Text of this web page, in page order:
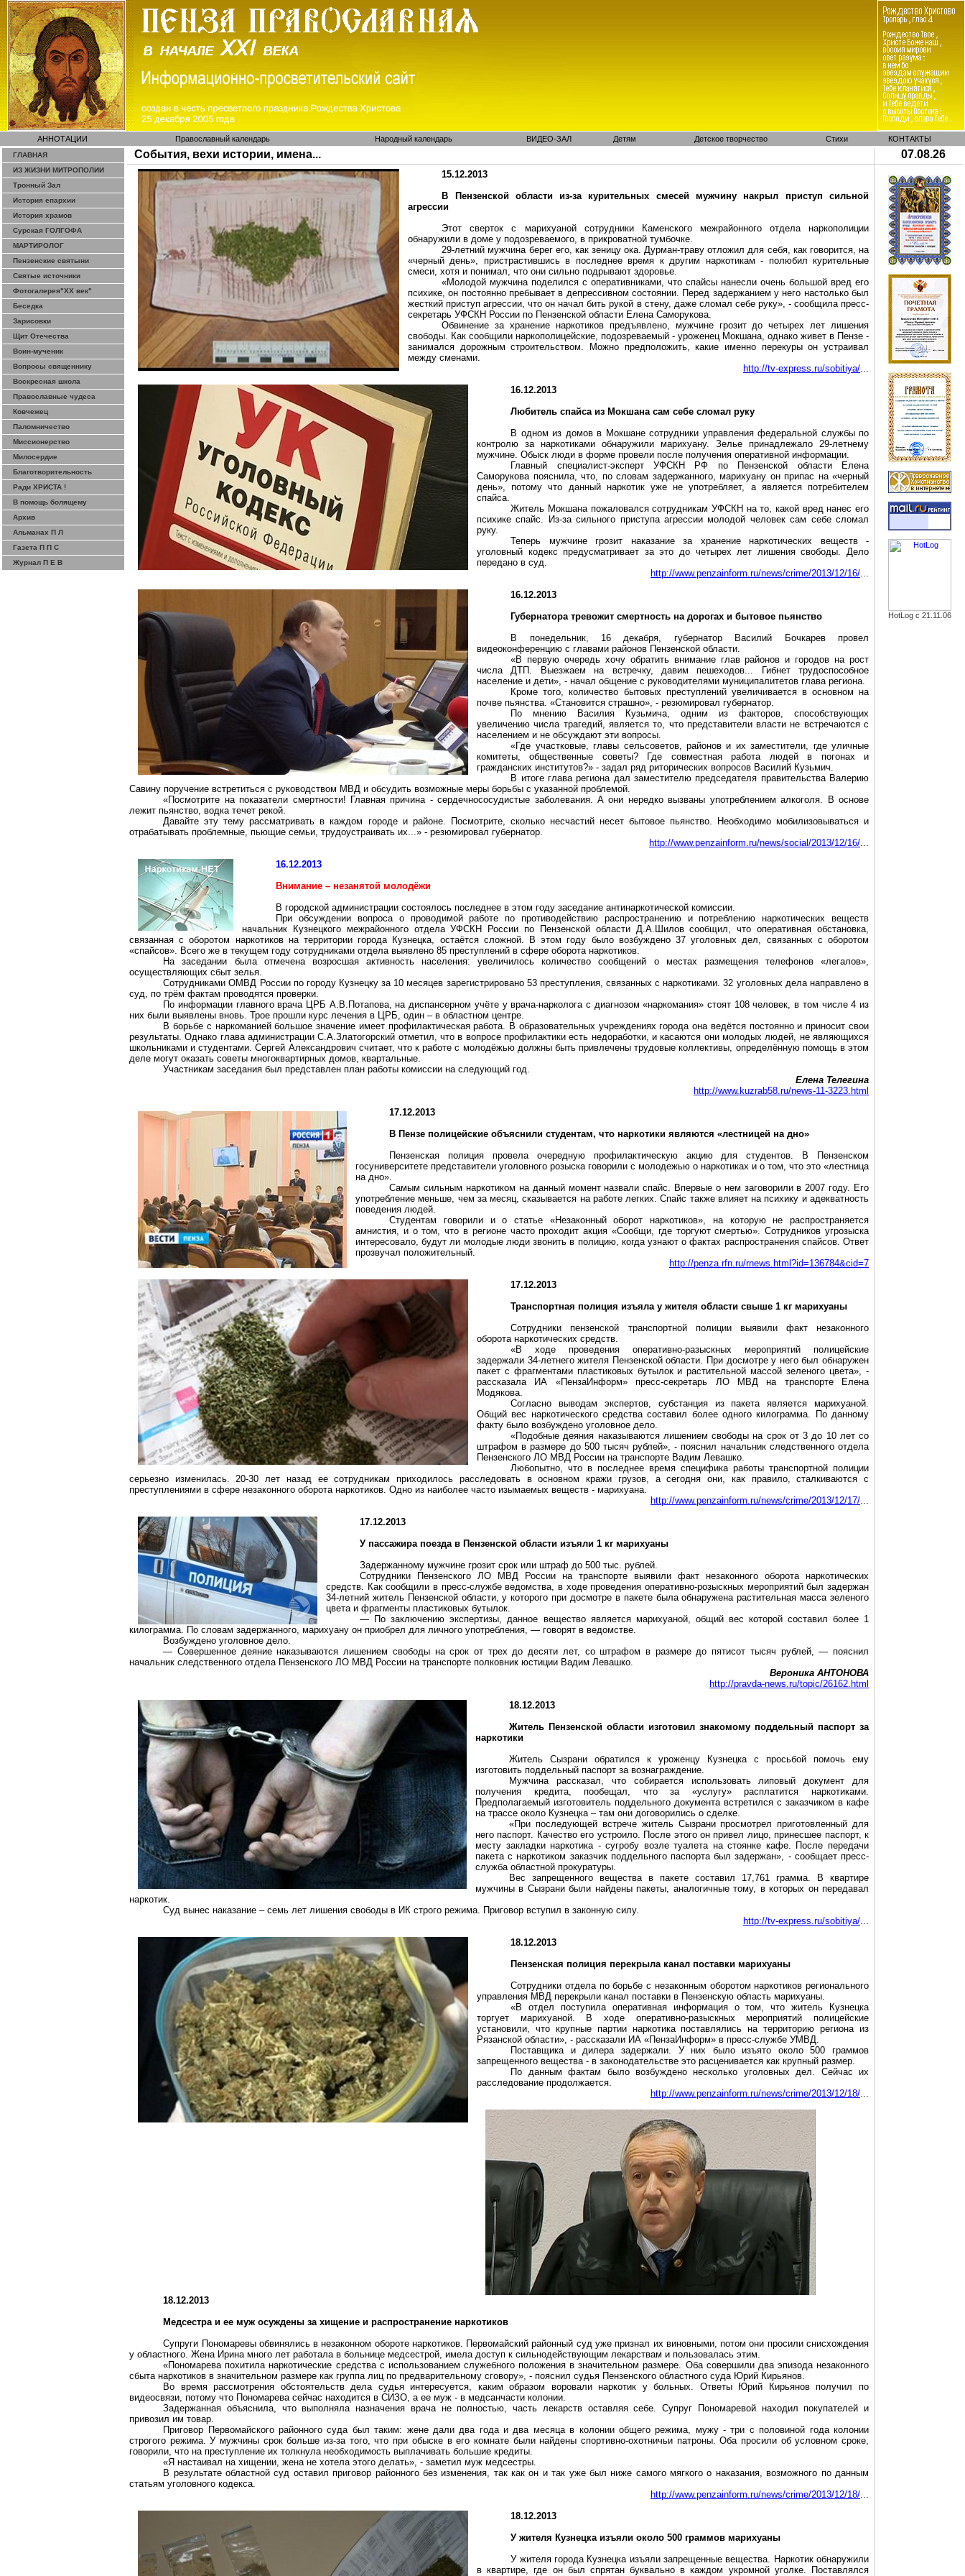
АННОТАЦИИ Православный календарь Народный календарь ВИДЕО-ЗАЛ Детям Детское творчество Стихи КОНТАКТЫ
ГЛАВНАЯ
ИЗ ЖИЗНИ МИТРОПОЛИИ
Тронный Зал
История епархии
История храмов
Сурская ГОЛГОФА
МАРТИРОЛОГ
Пензенские святыни
Святые источники
Фотогалерея"ХХ век"
Беседка
Зарисовки
Щит Отечества
Воин-мученик
Вопросы священнику
Воскресная школа
Православные чудеса
Ковчежец
Паломничество
Миссионерство
Милосердие
Благотворительность
Ради ХРИСТА !
В помощь болящему
Архив
Альманах П Л
Газета П П С
Журнал П Е В
События, вехи истории, имена... 07.08.26
15.12.2013
В Пензенской области из-за курительных смесей мужчину накрыл приступ сильной
агрессии
Этот сверток с марихуаной сотрудники Каменского межрайонного отдела наркополиции
обнаружили в доме у подозреваемого, в прикроватной тумбочке.
29-летний мужчина берег его, как зеницу ока. Дурман-траву отложил для себя, как говорится, на
«черный день», пристрастившись в последнее время к другим наркотикам - полюбил курительные
смеси, хотя и понимал, что они сильно подрывают здоровье.
«Молодой мужчина поделился с оперативниками, чтоспайсы нанесли очень большой вред его
психике, он постоянно пребывает в депрессивном состоянии. Перед задержанием у него настолько был
жесткий приступ агрессии, что он начал бить рукой в стену, даже сломал себе руку», - сообщила пресс-
секретарь УФСКН России по Пензенской области Елена Саморукова.
Обвинение за хранение наркотиков предъявлено, мужчине грозит до четырех лет лишения
свободы. Как сообщили наркополицейские, подозреваемый - уроженец Мокшана, однако живет в Пензе -
занимался дорожным строительством. Можно предположить, какие именно перекуры он устраивал
между сменами.
http://tv-express.ru/sobitiya/...
16.12.2013
Любительспайсаиз Мокшанасам себе сломал руку
В одном из домов в Мокшане сотрудники управления федеральной службы по
контролю за наркотиками обнаружили марихуану. Зелье принадлежало 29-летнему
мужчине. Обыск люди в форме провели после получения оперативной информации.
Главный специалист-эксперт УФСКН РФ по Пензенской области Елена
Саморуковапояснила, что, по словам задержанного, марихуану он припас на «черный
день», потому что данный наркотик уже не употребляет, а является потребителем
спайса.
Житель Мокшанапожаловался сотрудникам УФСКН на то, какой вред нанес его
психикеспайс. Из-за сильного приступа агрессии молодой человек сам себе сломал
руку.
Теперь мужчине грозит наказание за хранение наркотических веществ -
уголовный кодекс предусматривает за это до четырех лет лишения свободы. Дело
передано в суд.
http://www.penzainform.ru/news/crime/2013/12/16/...
16.12.2013
Губернатора тревожит смертность на дорогах и бытовое пьянство
В понедельник, 16 декабря, губернатор Василий Бочкарев провел
видеоконференцию с главами районов Пензенской области.
«В первую очередь хочу обратить внимание глав районов и городов на рост
числа ДТП. Выезжаем на встречку, давим пешеходов... Гибнет трудоспособное
население и дети», - начал общение с руководителями муниципалитетов глава региона.
Кроме того, количество бытовых преступлений увеличивается в основном на
почве пьянства. «Становится страшно», - резюмировал губернатор.
По мнению Василия Кузьмича, одним из факторов, способствующих
увеличению числа трагедий, является то, что представители власти не встречаются с
населением и не обсуждают эти вопросы.
«Где участковые, главы сельсоветов, районов и их заместители, где уличные
комитеты, общественные советы? Где совместная работа людей в погонах и
гражданских институтов?» - задал ряд риторических вопросов Василий Кузьмич.
В итоге глава региона дал заместителю председателя правительства Валерию
Савину поручение встретиться с руководством МВД и обсудить возможные меры борьбы с указанной проблемой.
«Посмотрите на показатели смертности! Главная причина - сердечнососудистые заболевания. А они нередко вызваны употреблением алкоголя. В основе
лежит пьянство, водка течет рекой.
Давайте эту тему рассматривать в каждом городе и районе. Посмотрите, сколько несчастий несет бытовое пьянство. Необходимо мобилизовыватьсяи
отрабатывать проблемные, пьющие семьи, трудоустраивать их...» - резюмировал губернатор.
http://www.penzainform.ru/news/social/2013/12/16/...
16.12.2013
Внимание – незанятой молодёжи
В городской администрации состоялось последнее в этом году заседаниеантинаркотической комиссии.
При обсуждении вопроса о проводимой работе по противодействию распространению и потреблению наркотических веществ
начальник Кузнецкого межрайонного отдела УФСКН России по Пензенской области Д.А.Шилов сообщил, что оперативная обстановка,
связанная с оборотом наркотиков на территории города Кузнецка, остаётся сложной. В этом году было возбуждено 37 уголовных дел, связанных с оборотом
«спайсов». Всего же в текущем году сотрудниками отдела выявлено 85 преступлений в сфере оборота наркотиков.
На заседании была отмечена возросшая активность населения: увеличилось количество сообщений о местах размещения телефонов «легалов»,
осуществляющих сбыт зелья.
Сотрудниками ОМВД России по городу Кузнецку за 10 месяцев зарегистрировано 53 преступления, связанных с наркотиками. 32 уголовных дела направлено в
суд, по трём фактам проводятся проверки.
По информации главного врача ЦРБ А.В.Потапова, на диспансерном учёте у врача-нарколога с диагнозом «наркомания» стоят 108 человек, в том числе 4 из
них были выявлены вновь. Трое прошли курс лечения в ЦРБ, один – в областном центре.
В борьбе с наркоманией большое значение имеет профилактическая работа. В образовательных учреждениях города она ведётся постоянно иприносит свои
результаты. Однако глава администрацииС.А.Златогорский отметил, что в вопросе профилактики есть недоработки, и касаются они молодых людей, не являющихся
школьниками и студентами. Сергей Александрович считает, что к работе с молодёжью должны быть привлечены трудовые коллективы, определённую помощь в этом
деле могут оказать советы многоквартирных домов, квартальные.
Участникам заседания был представлен план работы комиссии на следующий год.
Елена Телегина
http://www.kuzrab58.ru/news-11-3223.html
17.12.2013
В Пензе полицейские объяснили студентам, что наркотики являются «лестницей на дно»
Пензенская полиция провела очередную профилактическую акцию для студентов. В Пензенском
госуниверситете представители уголовного розыска говорили с молодежью о наркотиках и о том, что это «лестница
на дно».
Самым сильным наркотиком на данный момент назвалиспайс. Впервые о нем заговорили в 2007 году. Его
употребление меньше, чем за месяц, сказывается на работе легких.Спайс также влияет на психику и адекватность
поведения людей.
Студентам говорили и о статье «Незаконный оборот наркотиков», на которую не распространяется
амнистия, и о том, что в регионе часто проходит акция «Сообщи, где торгуют смертью». Сотрудников угрозыска
интересовало, будут ли молодые люди звонить в полицию, когда узнают о фактах распространения спайсов. Ответ
прозвучал положительный.
http://penza.rfn.ru/rnews.html?id=136784&cid=7
17.12.2013
Транспортная полиция изъяла у жителя области свыше1 кг марихуаны
Сотрудники пензенской транспортной полиции выявили факт незаконного
оборота наркотических средств.
«В ходе проведенияоперативно-разыскных мероприятий полицейские
задержали 34-летнего жителя Пензенской области. При досмотре у него был обнаружен
пакет с фрагментами пластиковых бутылок и растительной массой зеленого цвета», -
рассказала ИА «ПензаИнформ» пресс-секретарь ЛО МВД на транспорте Елена
Модякова.
Согласно выводам экспертов, субстанция из пакета является марихуаной.
Общий вес наркотического средства составил более одного килограмма. По данному
факту было возбуждено уголовное дело.
«Подобные деяния наказываются лишением свободы на срок от 3 до 10 лет со
штрафом в размере до 500 тысяч рублей», - пояснил начальник следственного отдела
Пензенского ЛО МВД России на транспорте Вадим Левашко.
Любопытно, что в последнее время специфика работы транспортной полиции
серьезно изменилась. 20-30 лет назад ее сотрудникам приходилось расследовать в основном кражи грузов, а сегодня они, как правило, сталкиваются с
преступлениями в сфере незаконного оборота наркотиков. Одно из наиболее часто изымаемых веществ - марихуана.
http://www.penzainform.ru/news/crime/2013/12/17/...
17.12.2013
У пассажира поезда в Пензенской области изъяли1 кг марихуаны
Задержанному мужчине грозит срок или штраф до 500 тыс. рублей.
Сотрудники Пензенского ЛО МВД России на транспорте выявили факт незаконного оборота наркотических
средств. Как сообщили в пресс-службе ведомства, в ходе проведения оперативно-розыскных мероприятий был задержан
34-летний житель Пензенской области, у которого при досмотре в пакете была обнаружена растительная масса зеленого
цвета и фрагменты пластиковых бутылок.
— По заключению экспертизы, данное вещество является марихуаной, общий вес которой составил более 1
килограмма. По словам задержанного, марихуану он приобрел для личного употребления, — говорят в ведомстве.
Возбуждено уголовное дело.
— Совершенное деяние наказываются лишением свободы на срок от трех до десяти лет, со штрафом в размере до пятисот тысяч рублей, — пояснил
начальник следственного отдела Пензенского ЛО МВД России на транспорте полковник юстиции Вадим Левашко.
Вероника АНТОНОВА
http://pravda-news.ru/topic/26162.html
18.12.2013
Житель Пензенской области изготовил знакомому поддельный паспорт за
наркотики
Житель Сызрани обратился к уроженцу Кузнецка с просьбой помочь ему
изготовить поддельный паспорт за вознаграждение.
Мужчина рассказал, что собирается использовать липовый документ для
получения кредита, пообещал, что за «услугу» расплатится наркотиками.
Предполагаемый изготовитель поддельного документа встретился с заказчиком в кафе
на трассе около Кузнецка – там они договорились о сделке.
«При последующей встрече житель Сызрани просмотрел приготовленный для
него паспорт. Качество его устроило. После этого он привел лицо, принесшее паспорт, к
месту закладки наркотика - сугробу возле туалета на стоянке кафе. После передачи
пакета с наркотиком заказчик поддельного паспорта был задержан», - сообщает пресс-
служба областной прокуратуры.
Вес запрещенного вещества в пакете составил 17,761 грамма. В квартире
мужчины в Сызрани были найдены пакеты, аналогичные тому, в которых он передавал
наркотик.
Суд вынес наказание – семь лет лишения свободы в ИК строго режима. Приговор вступил в законную силу.
http://tv-express.ru/sobitiya/...
18.12.2013
Пензенская полиция перекрыла канал поставки марихуаны
Сотрудники отдела по борьбе с незаконным оборотом наркотиков регионального
управления МВД перекрыли канал поставки в Пензенскую область марихуаны.
«В отдел поступила оперативная информация о том, что житель Кузнецка
торгует марихуаной. В ходе оперативно-разыскныхмероприятий полицейские
установили, что крупные партии наркотика поставлялись на территорию региона из
Рязанской области», - рассказали ИА «ПензаИнформ» в пресс-службе УМВД.
Поставщика и дилера задержали. У них было изъято около500 граммов
запрещенного вещества - в законодательстве это расценивается как крупный размер.
По данным фактам было возбуждено несколько уголовных дел. Сейчас их
расследование продолжается.
http://www.penzainform.ru/news/crime/2013/12/18/...
18.12.2013
Медсестра и ее муж осуждены за хищение и распространение наркотиков
Супруги Пономаревы обвинялись в незаконном обороте наркотиков. Первомайский районный суд уже признал их виновными, потом они просили снисхождения
у областного. Жена Ирина много лет работала в больнице медсестрой, имела доступ к сильнодействующим лекарствам и пользовалась этим.
«Пономарева похитила наркотические средства с использованием служебного положения в значительном размере. Оба совершили два эпизода незаконного
сбыта наркотиков в значительном размере как группа лиц по предварительному сговору», - пояснил судья Пензенского областного суда Юрий Кирьянов.
Во время рассмотрения обстоятельств дела судья интересуется, каким образом воровали наркотик у больных. Ответы Юрий Кирьянов получил по
видеосвязи, потому что Пономарева сейчас находится в СИЗО, а ее муж - в медсанчасти колонии.
Задержанная объяснила, что выполняла назначения врача не полностью, часть лекарств оставляя себе. Супруг Пономаревой находил покупателей и
привозил им товар.
Приговор Первомайского районного суда был таким: жене дали два года и два месяца в колонии общего режима, мужу - три с половиной года колонии
строгого режима. У мужчины срок больше из-за того, что при обыске в его комнате были найдены спортивно-охотничьи патроны. Оба просили об условном сроке,
говорили, что на преступление их толкнула необходимость выплачивать большие кредиты.
«Я настаивал на хищении, жена не хотела этого делать», - заметил муж медсестры.
В результате областной суд оставил приговор районного без изменения, так как он и так уже был ниже самого мягкого о наказания, возможного по данным
статьям уголовного кодекса.
http://www.penzainform.ru/news/crime/2013/12/18/...
18.12.2013
У жителя Кузнецка изъяли около500 граммов марихуаны
У жителя города Кузнецка изъяли запрещенные вещества. Наркотик обнаружили
в квартире, где он был спрятан буквально в каждом укромной уголке. Поставлялся
HotLog с 21.11.06